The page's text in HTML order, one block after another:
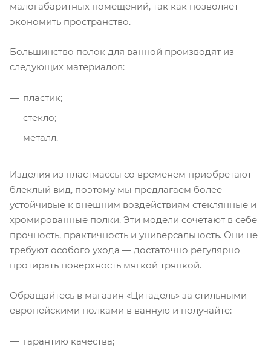
малогабаритных помещений, так как позволяет
экономить пространство.
Большинство полок для ванной производят из
следующих материалов:
пластик;
стекло;
металл.
Изделия из пластмассы со временем приобретают
блеклый вид, поэтому мы предлагаем более
устойчивые к внешним воздействиям стеклянные и
хромированные полки. Эти модели сочетают в себе
прочность, практичность и универсальность. Они не
требуют особого ухода — достаточно регулярно
протирать поверхность мягкой тряпкой.
Обращайтесь в магазин «Цитадель» за стильными
европейскими полками в ванную и получайте:
гарантию качества;